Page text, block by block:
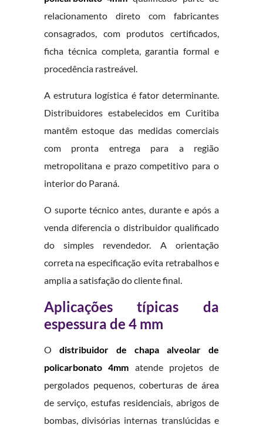
relacionamento direto com fabricantes
consagrados, com produtos certificados,
ficha técnica completa, garantia formal e
procedência rastreável.
A estrutura logística é fator determinante.
Distribuidores estabelecidos em Curitiba
mantêm estoque das medidas comerciais
com pronta entrega para a região
metropolitana e prazo competitivo para o
interior do Paraná.
O suporte técnico antes, durante e após a
venda diferencia o distribuidor qualificado
do simples revendedor. A orientação
correta na especificação evita retrabalhos e
amplia a satisfação do cliente final.
Aplicações típicas da
espessura de 4 mm
O distribuidor de chapa alveolar de
policarbonato 4mm atende projetos de
pergolados pequenos, coberturas de área
de serviço, estufas residenciais, abrigos de
bombas, divisórias internas translúcidas e